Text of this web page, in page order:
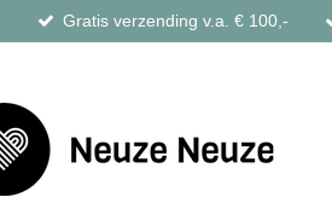
Gratis verzending v.a. € 100,-